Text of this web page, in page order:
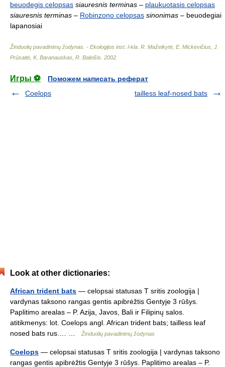
beuodegis celopsas siauresnis terminas – plaukuotasis celopsas
siauresnis terminas – Robinzono celopsas sinonimas – beuodegiai
lapanosiai
Žinduolių pavadinimų žodynas. - Ekologijos inst. l-kla R. Mažeikytė, E. Mickevičius, J.
Prūsaitė, K. Baranauskas, R. Baleišis 2002
Игры ⚽
Поможем написать реферат
Coelops
tailless leaf-nosed bats
Look at other dictionaries:
African trident bats — celopsai statusas T sritis zoologija |
vardynas taksono rangas gentis apibrėžtis Gentyje 3 rūšys.
Paplitimo arealas – P. Azija, Javos, Bali ir Filipinų salos.
atitikmenys: lot. Coelops angl. African trident bats; tailless leaf
nosed bats rus.… …
Žinduolių pavadinimų žodynas
Coelops — celopsai statusas T sritis zoologija | vardynas taksono
rangas gentis apibrėžtis Gentyje 3 rūšys. Paplitimo arealas – P.